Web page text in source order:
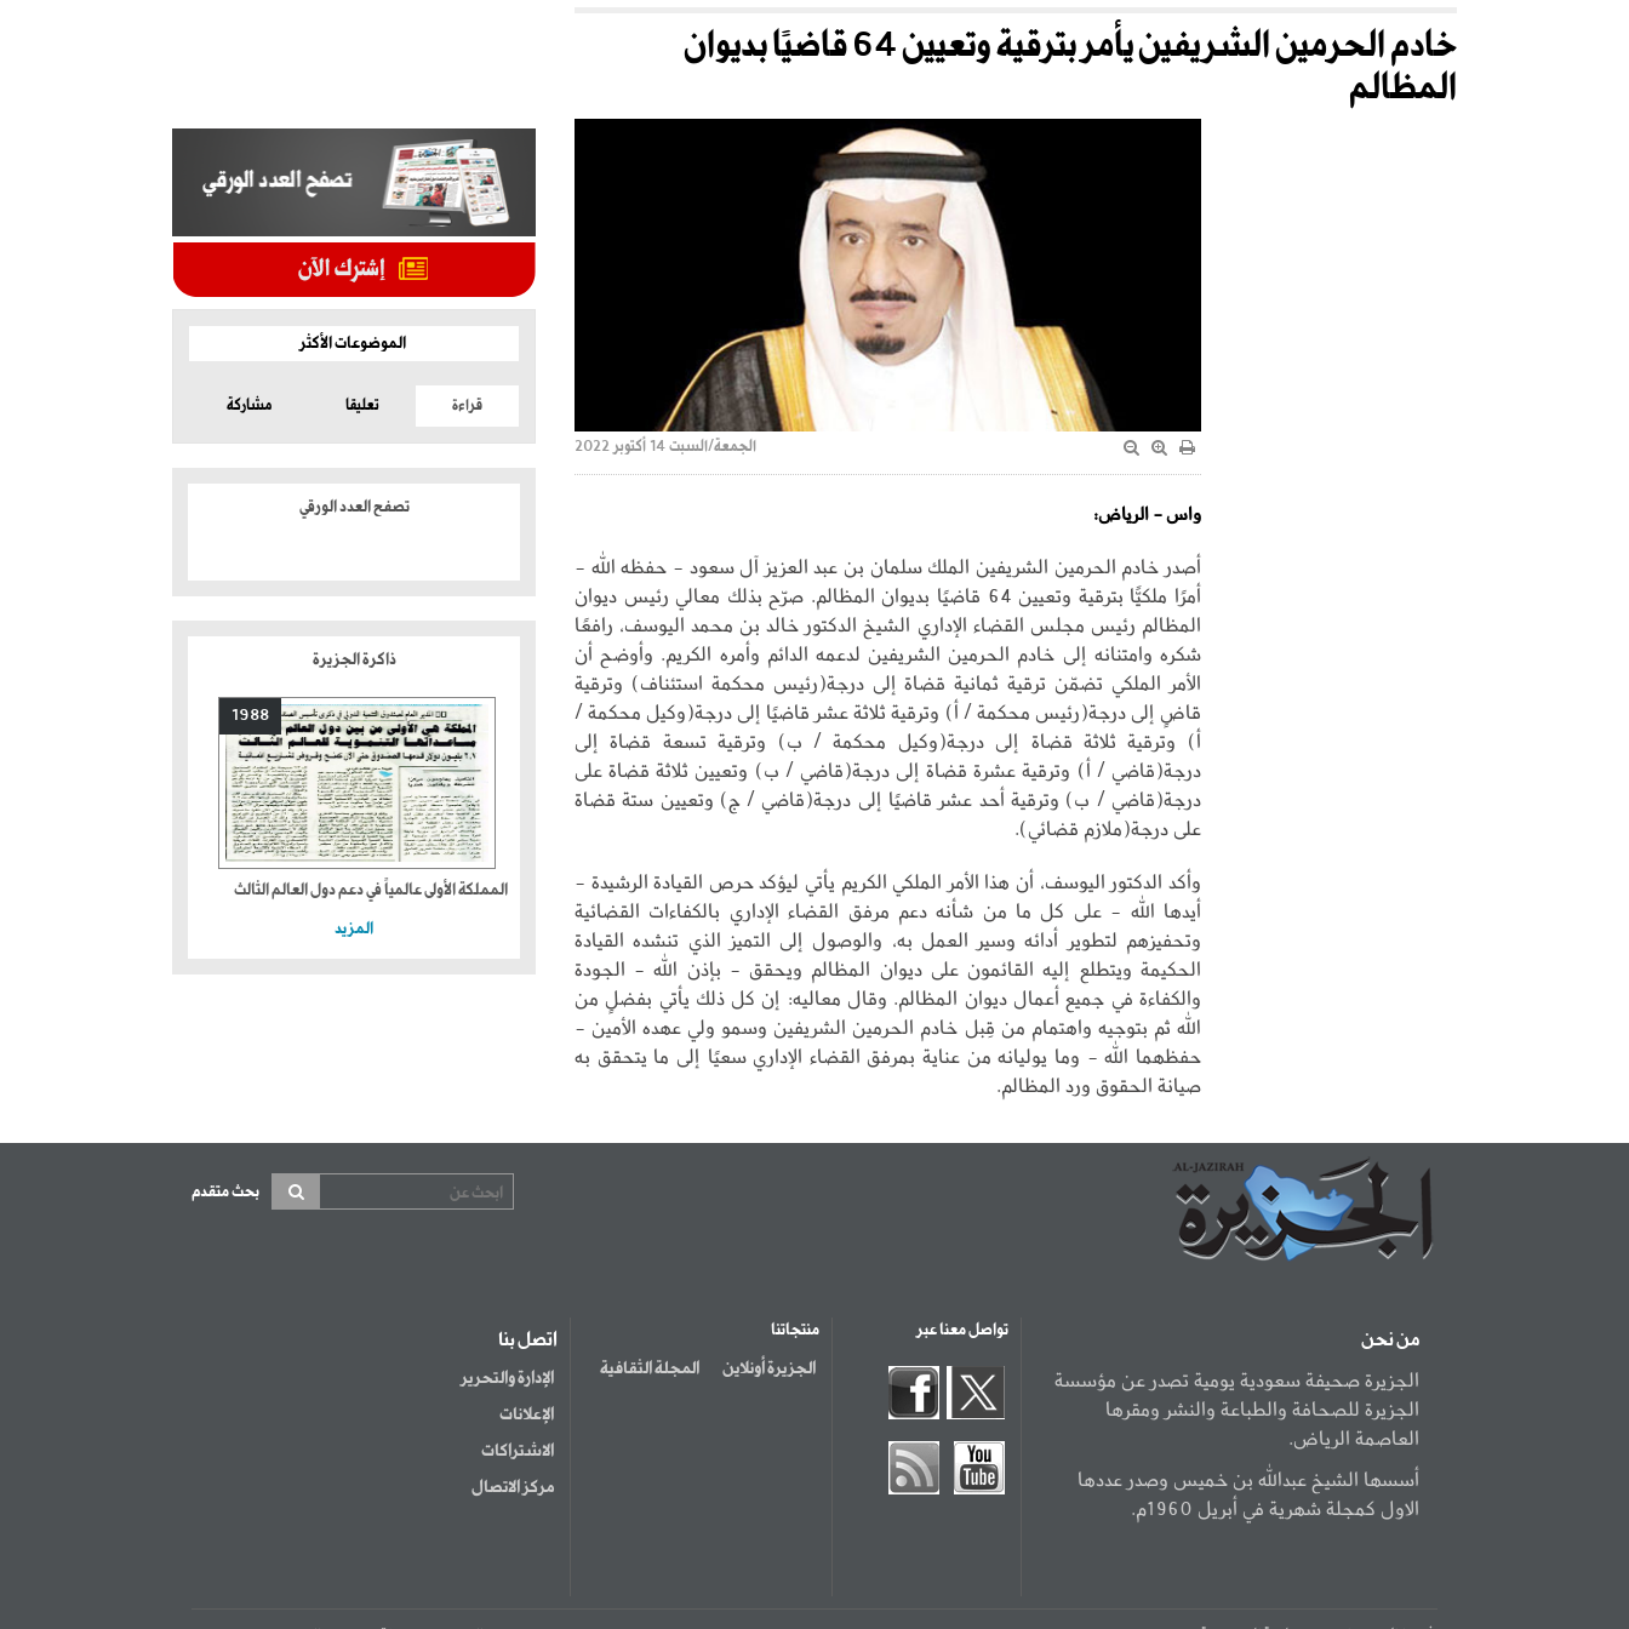
خادم الحرمين الشريفين يأمر بترقية وتعيين 64 قاضيًا بديوان
المظالم
الجمعة/السبت 14 أكتوبر 2022
واس - الرياض:
أصدر خادم الحرمين الشريفين الملك سلمان بن عبد العزيز آل سعود - حفظه الله -
أمرًا ملكيًّا بترقية وتعيين 64 قاضيًا بديوان المظالم. صرّح بذلك معالي رئيس ديوان
المظالم رئيس مجلس القضاء الإداري الشيخ الدكتور خالد بن محمد اليوسف، رافعًا
شكره وامتنانه إلى خادم الحرمين الشريفين لدعمه الدائم وأمره الكريم. وأوضح أن
الأمر الملكي تضمّن ترقية ثمانية قضاة إلى درجة(رئيس محكمة استئناف) وترقية
قاضٍ إلى درجة(رئيس محكمة / أ) وترقية ثلاثة عشر قاضيًا إلى درجة(وكيل محكمة /
أ) وترقية ثلاثة قضاة إلى درجة(وكيل محكمة / ب) وترقية تسعة قضاة إلى
درجة(قاضي / أ) وترقية عشرة قضاة إلى درجة(قاضي / ب) وتعيين ثلاثة قضاة على
درجة(قاضي / ب) وترقية أحد عشر قاضيًا إلى درجة(قاضي / ج) وتعيين ستة قضاة
على درجة(ملازم قضائي).
وأكد الدكتور اليوسف، أن هذا الأمر الملكي الكريم يأتي ليؤكد حرص القيادة الرشيدة -
أيدها الله - على كل ما من شأنه دعم مرفق القضاء الإداري بالكفاءات القضائية
وتحفيزهم لتطوير أدائه وسير العمل به، والوصول إلى التميز الذي تنشده القيادة
الحكيمة ويتطلع إليه القائمون على ديوان المظالم ويحقق - بإذن الله - الجودة
والكفاءة في جميع أعمال ديوان المظالم. وقال معاليه: إن كل ذلك يأتي بفضلٍ من
الله ثم بتوجيه واهتمام من قِبل خادم الحرمين الشريفين وسمو ولي عهده الأمين -
حفظهما الله - وما يوليانه من عناية بمرفق القضاء الإداري سعيًا إلى ما يتحقق به
صيانة الحقوق ورد المظالم.
الموضوعات الأكثر
قراءة تعليقا مشاركة
تصفح العدد الورقي
ذاكرة الجزيرة
1988
المملكة الأولى عالمياً في دعم دول العالم الثالث
المزيد
بحث متقدم
من نحن
الجزيرة صحيفة سعودية يومية تصدر عن مؤسسة
الجزيرة للصحافة والطباعة والنشر ومقرها
العاصمة الرياض.
أسسها الشيخ عبدالله بن خميس وصدر عددها
الاول كمجلة شهرية في أبريل 1960م.
تواصل معنا عبر منتجاتنا
الجزيرة أونلاين المجلة الثقافية
اتصل بنا
الإدارة والتحرير
الإعلانات
الاشتراكات
مركز الاتصال